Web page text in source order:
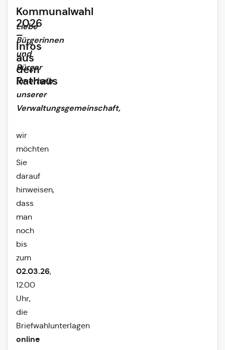
Kommunalwahl
2026
–
Infos
aus
dem
Rathaus
Liebe
Bürgerinnen
und
Bürger
innerhalb
unserer
Verwaltungsgemeinschaft,
wir
möchten
Sie
darauf
hinweisen,
dass
man
noch
bis
zum
02.03.26,
12.00
Uhr,
die
Briefwahlunterlagen
online